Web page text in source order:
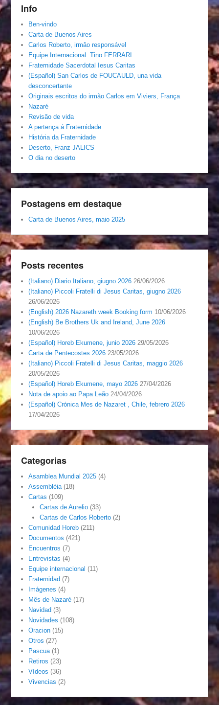
Info
Ben-vindo
Carta de Buenos Aires
Carlos Roberto, irmâo responsável
Equipe Internacional. Tino FERRARI
Fraternidade Sacerdotal Iesus Caritas
(Español) San Carlos de FOUCAULD, una vida
desconcertante
Originais escritos do irmão Carlos em Viviers, França
Nazaré
Revisão de vida
A pertença á Fraternidade
História da Fraternidade
Deserto, Franz JALICS
O dia no deserto
Postagens em destaque
Carta de Buenos Aires, maio 2025
Posts recentes
(Italiano) Diario Italiano, giugno 2026 26/06/2026
(Italiano) Piccoli Fratelli di Jesus Caritas, giugno 2026
26/06/2026
(English) 2026 Nazareth week Booking form 10/06/2026
(English) Be Brothers Uk and Ireland, June 2026
10/06/2026
(Español) Horeb Ekumene, junio 2026 29/05/2026
Carta de Pentecostes 2026 23/05/2026
(Italiano) Piccoli Fratelli di Jesus Caritas, maggio 2026
20/05/2026
(Español) Horeb Ekumene, mayo 2026 27/04/2026
Nota de apoio ao Papa Leão 24/04/2026
(Español) Crónica Mes de Nazaret , Chile, febrero 2026
17/04/2026
Categorias
Asamblea Mundial 2025 (4)
Assembléia (18)
Cartas (109)
Cartas de Aurelio(33)
Cartas de Carlos Roberto(2)
Comunidad Horeb (211)
Documentos (421)
Encuentros (7)
Entrevistas (4)
Equipe internacional (11)
Fraternidad (7)
Imágenes (4)
Mês de Nazaré (17)
Navidad (3)
Novidades (108)
Oracion (15)
Otros (27)
Pascua (1)
Retiros (23)
Vídeos (36)
Vivencias (2)